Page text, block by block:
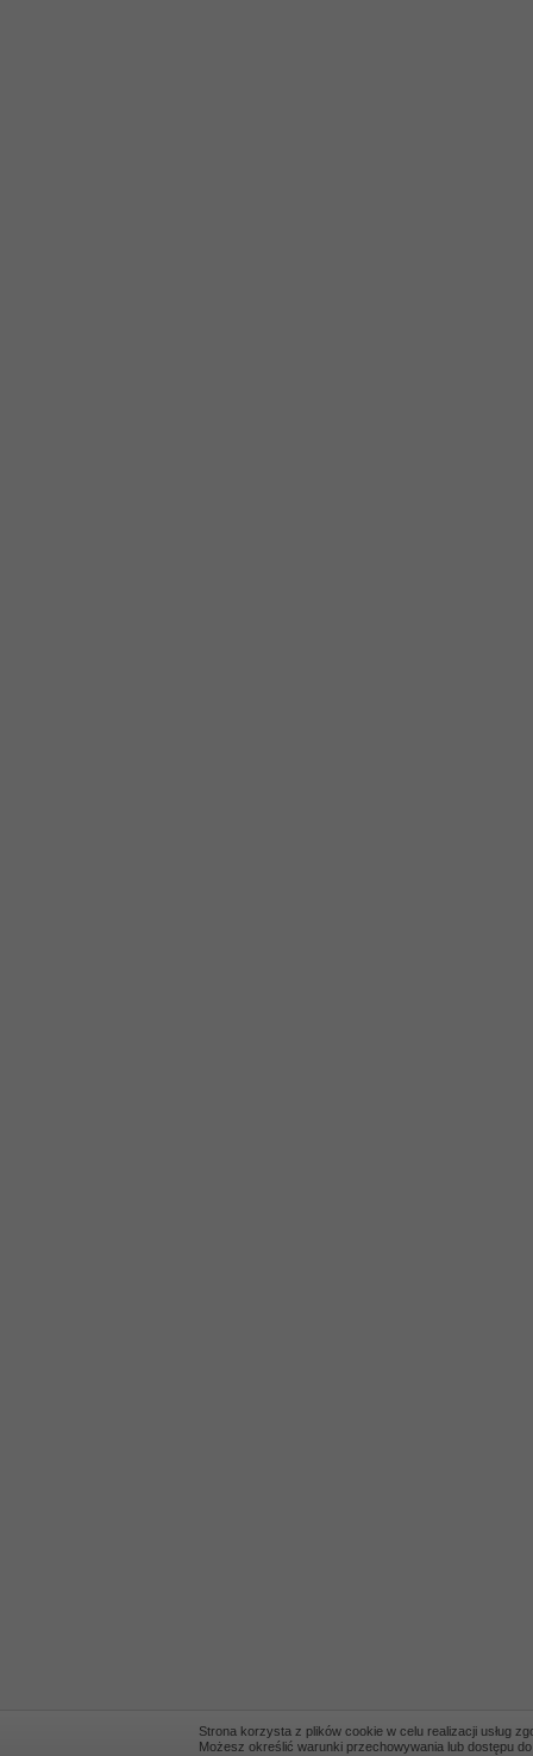
Strona korzysta z plików cookie w celu realizacji usług
Możesz określić warunki przechowywania lub dostępu